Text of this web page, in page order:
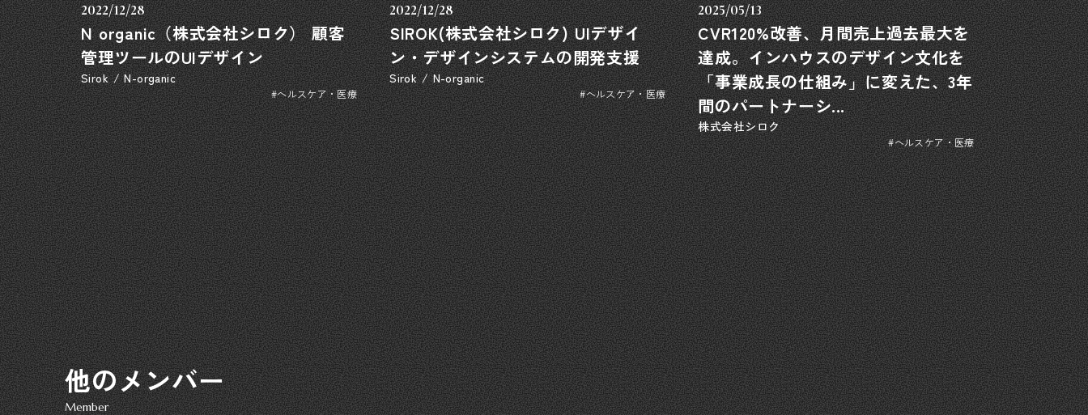
Sirok / N-organic
N organic（株式会社シロク） 顧客
管理ツールのUIデザイン
2022/12/28
#ヘルスケア・医療
Sirok / N-organic
SIROK(株式会社シロク) UIデザイ
ン・デザインシステムの開発支援
2022/12/28
#ヘルスケア・医療
株式会社シロク
CVR120%改善、月間売上過去最大を
達成。インハウスのデザイン文化を
「事業成長の仕組み」に変えた、3年
間のパートナーシ...
2025/05/13
#ヘルスケア・医療
他のメンバー
Member